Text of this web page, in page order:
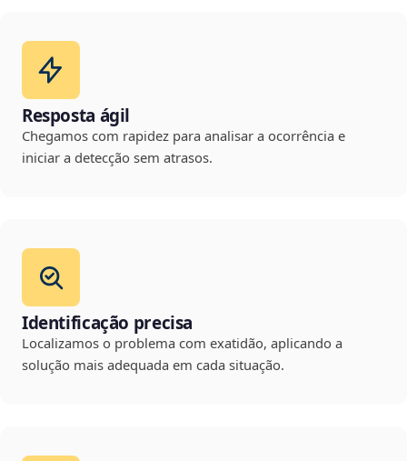
Resposta ágil
Chegamos com rapidez para analisar a ocorrência e
iniciar a detecção sem atrasos.
Identificação precisa
Localizamos o problema com exatidão, aplicando a
solução mais adequada em cada situação.